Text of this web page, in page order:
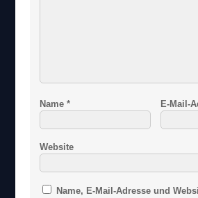
Name* E-Mail-
Website
Name, E-Mail-Adresse und